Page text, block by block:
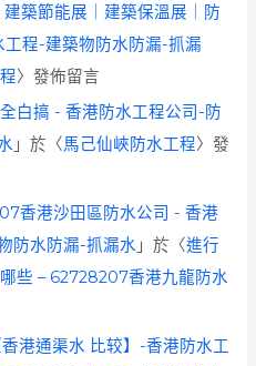
築節能展｜建築保溫展｜防
程-建築物防水防漏-抓漏
〉發佈留言
白搞 - 香港防水工程公司-防
」於〈馬己仙峽防水工程〉發
香港沙田區防水公司 - 香港
防水防漏-抓漏水 」於〈進行
些 – 62728207香港九龍防水
港通渠水 比较】-香港防水工